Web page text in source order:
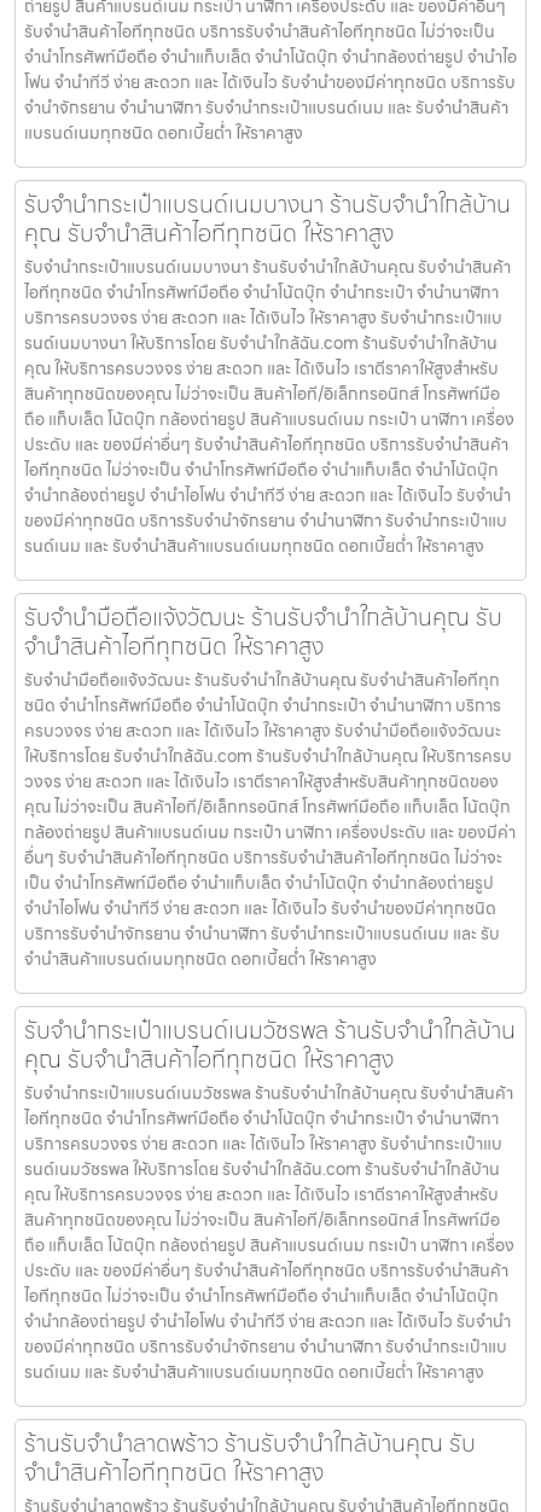
ถ่ายรูป สินค้าแบรนด์เนม กระเป๋า นาฬิกา เครื่องประดับ และ ของมีค่าอื่นๆ
รับจำนำสินค้าไอทีทุกชนิด บริการรับจำนำสินค้าไอทีทุกชนิด ไม่ว่าจะเป็น
จำนำโทรศัพท์มือถือ จำนำแท็บเล็ต จำนำโน้ตบุ๊ก จำนำกล้องถ่ายรูป จำนำไอ
โฟน จำนำทีวี ง่าย สะดวก และ ได้เงินไว รับจำนำของมีค่าทุกชนิด บริการรับ
จำนำจักรยาน จำนำนาฬิกา รับจำนำกระเป๋าแบรนด์เนม และ รับจำนำสินค้า
แบรนด์เนมทุกชนิด ดอกเบี้ยต่ำ ให้ราคาสูง
รับจำนำกระเป๋าแบรนด์เนมบางนา ร้านรับจำนำใกล้บ้าน
คุณ รับจำนำสินค้าไอทีทุกชนิด ให้ราคาสูง
รับจำนำกระเป๋าแบรนด์เนมบางนา ร้านรับจำนำใกล้บ้านคุณ รับจำนำสินค้า
ไอทีทุกชนิด จำนำโทรศัพท์มือถือ จำนำโน้ตบุ๊ก จำนำกระเป๋า จำนำนาฬิกา
บริการครบวงจร ง่าย สะดวก และ ได้เงินไว ให้ราคาสูง รับจำนำกระเป๋าแบ
รนด์เนมบางนา ให้บริการโดย รับจํานําใกล้ฉัน.com ร้านรับจำนำใกล้บ้าน
คุณ ให้บริการครบวงจร ง่าย สะดวก และ ได้เงินไว เราตีราคาให้สูงสำหรับ
สินค้าทุกชนิดของคุณ ไม่ว่าจะเป็น สินค้าไอที/อิเล็กทรอนิกส์ โทรศัพท์มือ
ถือ แท็บเล็ต โน้ตบุ๊ก กล้องถ่ายรูป สินค้าแบรนด์เนม กระเป๋า นาฬิกา เครื่อง
ประดับ และ ของมีค่าอื่นๆ รับจำนำสินค้าไอทีทุกชนิด บริการรับจำนำสินค้า
ไอทีทุกชนิด ไม่ว่าจะเป็น จำนำโทรศัพท์มือถือ จำนำแท็บเล็ต จำนำโน้ตบุ๊ก
จำนำกล้องถ่ายรูป จำนำไอโฟน จำนำทีวี ง่าย สะดวก และ ได้เงินไว รับจำนำ
ของมีค่าทุกชนิด บริการรับจำนำจักรยาน จำนำนาฬิกา รับจำนำกระเป๋าแบ
รนด์เนม และ รับจำนำสินค้าแบรนด์เนมทุกชนิด ดอกเบี้ยต่ำ ให้ราคาสูง
รับจำนำมือถือแจ้งวัฒนะ ร้านรับจำนำใกล้บ้านคุณ รับ
จำนำสินค้าไอทีทุกชนิด ให้ราคาสูง
รับจำนำมือถือแจ้งวัฒนะ ร้านรับจำนำใกล้บ้านคุณ รับจำนำสินค้าไอทีทุก
ชนิด จำนำโทรศัพท์มือถือ จำนำโน้ตบุ๊ก จำนำกระเป๋า จำนำนาฬิกา บริการ
ครบวงจร ง่าย สะดวก และ ได้เงินไว ให้ราคาสูง รับจำนำมือถือแจ้งวัฒนะ
ให้บริการโดย รับจํานําใกล้ฉัน.com ร้านรับจำนำใกล้บ้านคุณ ให้บริการครบ
วงจร ง่าย สะดวก และ ได้เงินไว เราตีราคาให้สูงสำหรับสินค้าทุกชนิดของ
คุณ ไม่ว่าจะเป็น สินค้าไอที/อิเล็กทรอนิกส์ โทรศัพท์มือถือ แท็บเล็ต โน้ตบุ๊ก
กล้องถ่ายรูป สินค้าแบรนด์เนม กระเป๋า นาฬิกา เครื่องประดับ และ ของมีค่า
อื่นๆ รับจำนำสินค้าไอทีทุกชนิด บริการรับจำนำสินค้าไอทีทุกชนิด ไม่ว่าจะ
เป็น จำนำโทรศัพท์มือถือ จำนำแท็บเล็ต จำนำโน้ตบุ๊ก จำนำกล้องถ่ายรูป
จำนำไอโฟน จำนำทีวี ง่าย สะดวก และ ได้เงินไว รับจำนำของมีค่าทุกชนิด
บริการรับจำนำจักรยาน จำนำนาฬิกา รับจำนำกระเป๋าแบรนด์เนม และ รับ
จำนำสินค้าแบรนด์เนมทุกชนิด ดอกเบี้ยต่ำ ให้ราคาสูง
รับจำนำกระเป๋าแบรนด์เนมวัชรพล ร้านรับจำนำใกล้บ้าน
คุณ รับจำนำสินค้าไอทีทุกชนิด ให้ราคาสูง
รับจำนำกระเป๋าแบรนด์เนมวัชรพล ร้านรับจำนำใกล้บ้านคุณ รับจำนำสินค้า
ไอทีทุกชนิด จำนำโทรศัพท์มือถือ จำนำโน้ตบุ๊ก จำนำกระเป๋า จำนำนาฬิกา
บริการครบวงจร ง่าย สะดวก และ ได้เงินไว ให้ราคาสูง รับจำนำกระเป๋าแบ
รนด์เนมวัชรพล ให้บริการโดย รับจํานําใกล้ฉัน.com ร้านรับจำนำใกล้บ้าน
คุณ ให้บริการครบวงจร ง่าย สะดวก และ ได้เงินไว เราตีราคาให้สูงสำหรับ
สินค้าทุกชนิดของคุณ ไม่ว่าจะเป็น สินค้าไอที/อิเล็กทรอนิกส์ โทรศัพท์มือ
ถือ แท็บเล็ต โน้ตบุ๊ก กล้องถ่ายรูป สินค้าแบรนด์เนม กระเป๋า นาฬิกา เครื่อง
ประดับ และ ของมีค่าอื่นๆ รับจำนำสินค้าไอทีทุกชนิด บริการรับจำนำสินค้า
ไอทีทุกชนิด ไม่ว่าจะเป็น จำนำโทรศัพท์มือถือ จำนำแท็บเล็ต จำนำโน้ตบุ๊ก
จำนำกล้องถ่ายรูป จำนำไอโฟน จำนำทีวี ง่าย สะดวก และ ได้เงินไว รับจำนำ
ของมีค่าทุกชนิด บริการรับจำนำจักรยาน จำนำนาฬิกา รับจำนำกระเป๋าแบ
รนด์เนม และ รับจำนำสินค้าแบรนด์เนมทุกชนิด ดอกเบี้ยต่ำ ให้ราคาสูง
ร้านรับจำนำลาดพร้าว ร้านรับจำนำใกล้บ้านคุณ รับ
จำนำสินค้าไอทีทุกชนิด ให้ราคาสูง
ร้านรับจำนำลาดพร้าว ร้านรับจำนำใกล้บ้านคุณ รับจำนำสินค้าไอทีทุกชนิด